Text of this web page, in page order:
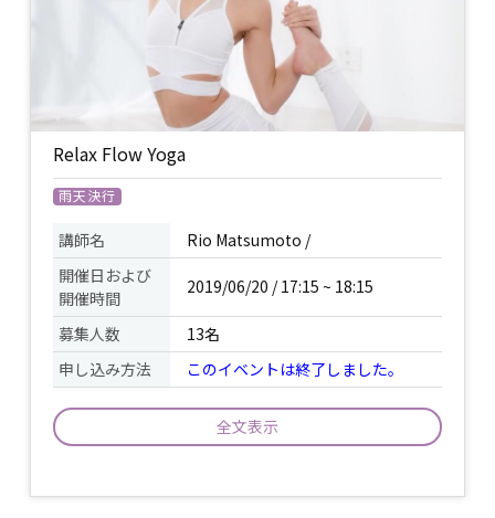
限定特別クラスとなります。 ※男女可能
※個人カメラでの撮影、録音、録画の禁
止。 ※オフィシャルカメラが入ります。
※メンバー登録された方にはサイン付き
My Yoga Book。 マット。ビオロジート
す。
Relax Flow Yoga
雨天決行
講師名
Rio Matsumoto /
開催日および
開催時間
2019/06/20 / 17:15 ~ 18:15
募集人数
13名
申し込み方法
このイベントは終了しました。
全文表示
Relax Flow Yoga By MatsumotoRio 健